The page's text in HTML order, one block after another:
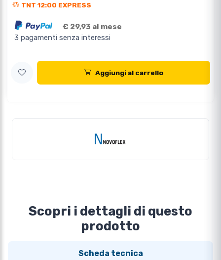
TNT 12:00 EXPRESS
€ 29,93 al mese
3 pagamenti senza interessi
Aggiungi al carrello
Scopri i dettagli di questo
prodotto
Scheda tecnica